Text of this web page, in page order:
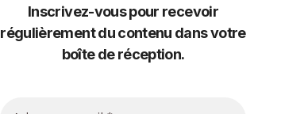
Inscrivez-vous pour recevoir
régulièrement du contenu dans votre
boîte de réception.